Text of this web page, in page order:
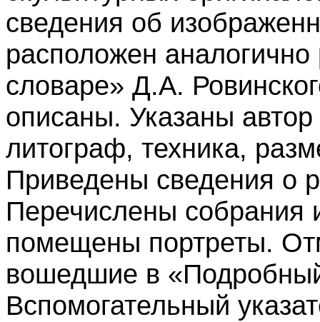
сведения об
расположен
словаре» Д.А.
описаны. Указаны
литограф, техника,
Приведены сведения о
Перечислены собрания
помещены портреты.
вошедшие в
Вспомогательный